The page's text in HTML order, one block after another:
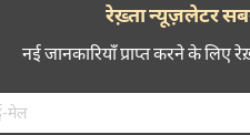
रेख़्ता न्यूज़लेटर
नई जानकारियाँ प्राप्त करने के लिए